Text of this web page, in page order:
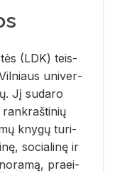
(LDK) teis­
uni­ver­
Jį su­da­ro
rank­raš­ti­nių
kny­gų tu­ri­
so­cia­li­nę ir
pra­ei­